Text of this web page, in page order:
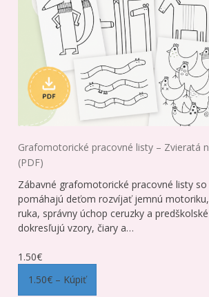
Grafomotorické pracovné listy – Zvieratá
(PDF)
Zábavné grafomotorické pracovné listy
pomáhajú deťom rozvíjať jemnú
ruka, správny úchop ceruzky a
dokresľujú vzory, čiary a…
1.50€
1.50€ – Kúpiť